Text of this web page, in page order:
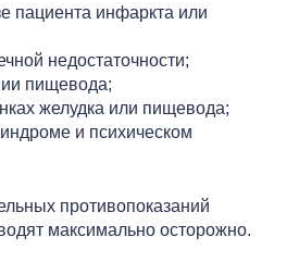
пациента инфаркта или
недостаточности;
пищевода;
желудка или пищевода;
и психическом
противопоказаний
максимально осторожно.